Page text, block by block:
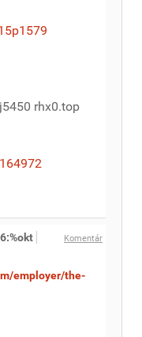
rhx0.top
Komentár
employer/the-